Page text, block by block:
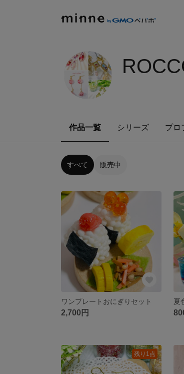
作品一覧 シリーズ プロ
すべて 販売中
ワンプレートおにぎりセット
2,700円
残り1点